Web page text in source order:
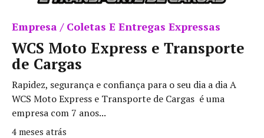
Empresa / Coletas E Entregas Expressas
WCS Moto Express e Transporte
de Cargas
Rapidez, segurança e confiança para o seu dia a dia A
WCS Moto Express e Transporte de Cargas é uma
empresa com 7 anos...
4 meses atrás